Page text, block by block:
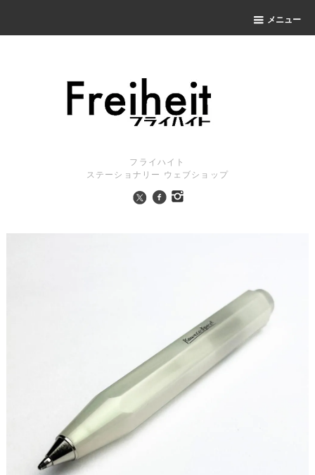
メニュー
フライハイト
ステーショナリー ウェブショップ